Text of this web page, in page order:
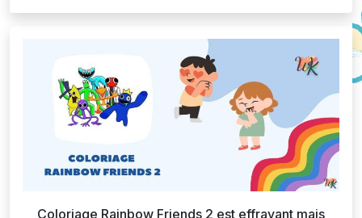
Coloriage Rainbow Friends 2 est effrayant mais